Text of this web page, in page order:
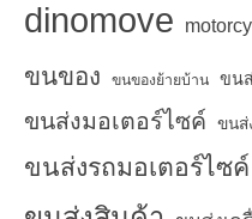
dinomove
ขนของ ขนของย้ายบ้าน ขน
ขนส่งมอเตอร์ไซค์ ขนส่
ขนส่งรถมอเตอร์ไซค์